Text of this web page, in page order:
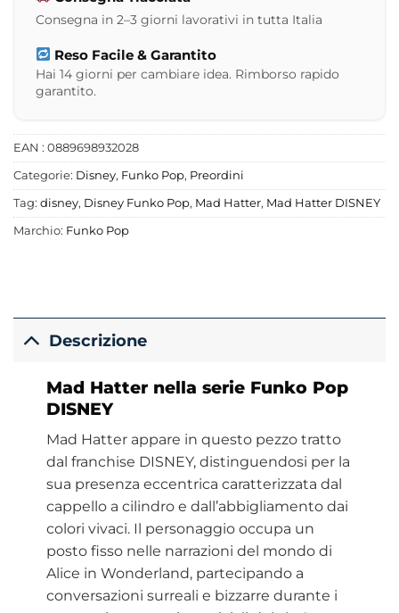
Consegna in 2–3 giorni lavorativi in tutta Italia
Reso Facile & Garantito
Hai 14 giorni per cambiare idea. Rimborso rapido
garantito.
EAN : 0889698932028
Categorie: Disney, Funko Pop, Preordini
Tag: disney, Disney Funko Pop, Mad Hatter, Mad Hatter DISNEY
Marchio: Funko Pop
Descrizione
Mad Hatter nella serie Funko Pop
DISNEY
Mad Hatter appare in questo pezzo tratto
dal franchise DISNEY, distinguendosi per la
sua presenza eccentrica caratterizzata dal
cappello a cilindro e dall’abbigliamento dai
colori vivaci. Il personaggio occupa un
posto fisso nelle narrazioni del mondo di
Alice in Wonderland, partecipando a
conversazioni surreali e bizzarre durante i